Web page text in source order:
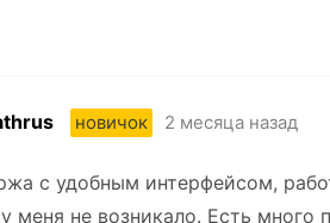
новичок 2 месяца назад
с удобным интерфейсом,
меня не возникало. Есть